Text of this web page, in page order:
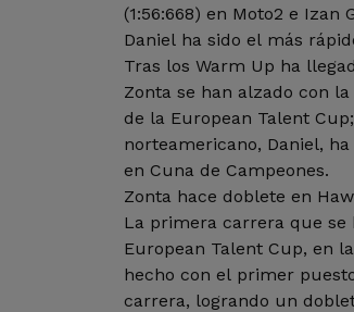
(1:56:668) en Moto2 e Izan
Daniel ha sido el más
Tras los Warm Up ha
Zonta se han alzado con
de la European Talent
norteamericano, Daniel,
en Cuna de Campeones.
Zonta hace doblete en
La primera carrera que se
European Talent Cup, en
hecho con el primer
carrera, logrando un